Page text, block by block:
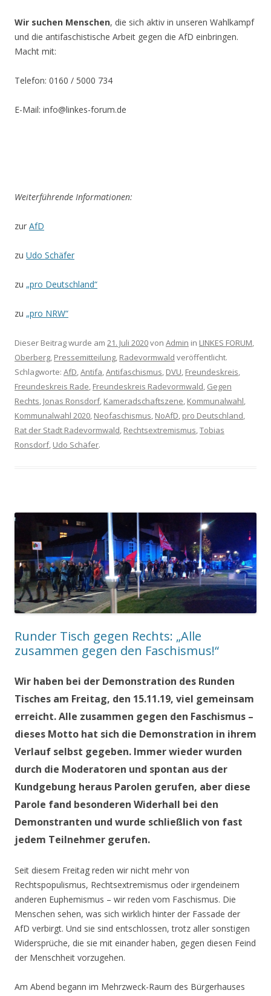
Wir suchen Menschen, die sich aktiv in unseren Wahlkampf
und die antifaschistische Arbeit gegen die AfD einbringen.
Macht mit:
Telefon: 0160 / 5000 734
E-Mail: info@linkes-forum.de
Weiterführende Informationen:
zur AfD
zu Udo Schäfer
zu „pro Deutschland“
zu „pro NRW“
Dieser Beitrag wurde am 21. Juli 2020von Admin in LINKES FORUM,
Oberberg, Pressemitteilung, Radevormwald veröffentlicht.
Schlagworte: AfD,Antifa,Antifaschismus, DVU, Freundeskreis,
Freundeskreis Rade, Freundeskreis Radevormwald, Gegen
Rechts, Jonas Ronsdorf, Kameradschaftszene, Kommunalwahl,
Kommunalwahl 2020, Neofaschismus, NoAfD, pro Deutschland,
Rat der Stadt Radevormwald, Rechtsextremismus,Tobias
Ronsdorf, Udo Schäfer.
Runder Tisch gegen Rechts: „Alle
zusammen gegen den Faschismus!“
Wir haben bei der Demonstration des Runden
Tisches am Freitag, den 15.11.19, viel gemeinsam
erreicht. Alle zusammen gegen den Faschismus –
dieses Motto hat sich die Demonstration in ihrem
Verlauf selbst gegeben. Immer wieder wurden
durch die Moderatoren und spontan aus der
Kundgebung heraus Parolen gerufen, aber diese
Parole fand besonderen Widerhall bei den
Demonstranten und wurde schließlich von fast
jedem Teilnehmer gerufen.
Seit diesem Freitag reden wir nicht mehr von
Rechtspopulismus, Rechtsextremismus oder irgendeinem
anderen Euphemismus – wir reden vom Faschismus. Die
Menschen sehen, was sich wirklich hinter der Fassade der
AfD verbirgt. Und sie sind entschlossen, trotz aller sonstigen
Widersprüche, die sie mit einander haben, gegen diesen Feind
der Menschheit vorzugehen.
Am Abend begann im Mehrzweck-Raum des Bürgerhauses